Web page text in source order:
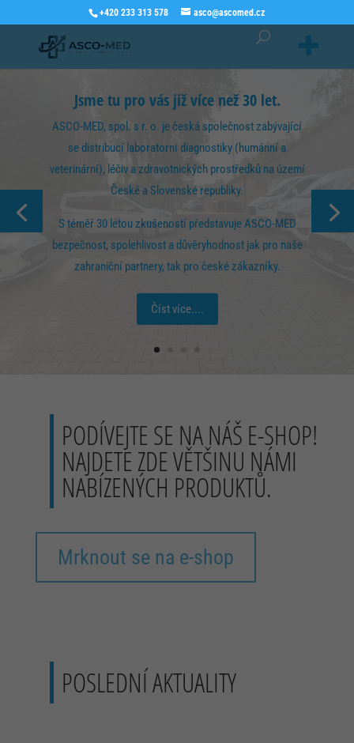
+420 233 313 578 asco@ascomed.cz
Jsme tu pro vás již více než 30 let.
ASCO-MED, spol. s r. o. je česká společnost zabývající
se distribucí laboratorní diagnostiky (humánní a
veterinární), léčiv a zdravotnických prostředků na území
České a Slovenské republiky.
S téměř 30 letou zkušeností představuje ASCO-MED
bezpečnost, spolehlivost a důvěryhodnost jak pro naše
zahraniční partnery, tak pro české zákazníky.
Číst více....
PODÍVEJTE SE NA NÁŠ E-SHOP!
NAJDETE ZDE VĚTŠINU NÁMI
NABÍZENÝCH PRODUKTŮ.
Mrknout se na e-shop
POSLEDNÍ AKTUALITY